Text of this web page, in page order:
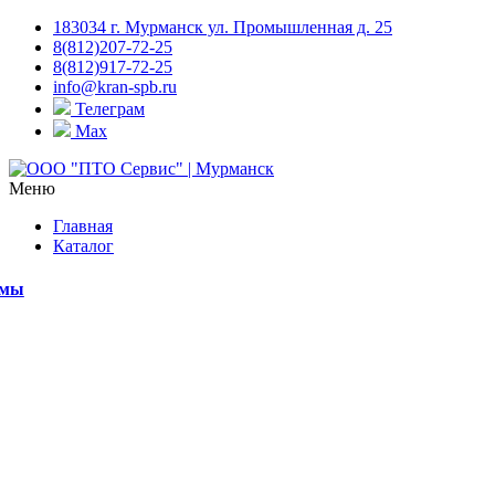
183034 г. Мурманск ул. Промышленная д. 25
8(812)207-72-25
8(812)917-72-25
info@kran-spb.ru
Телеграм
Max
Меню
Главная
Каталог